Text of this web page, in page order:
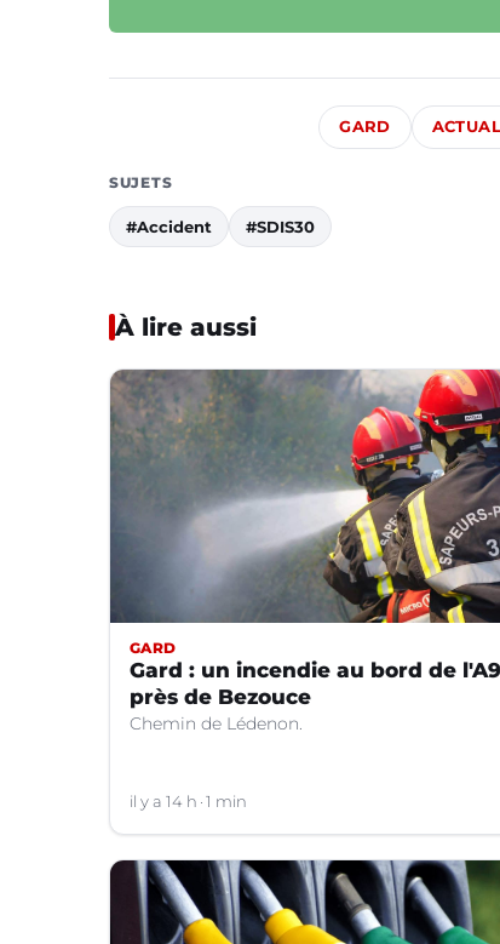
GARD
SUJETS
#Accident #SDIS30
À lire aussi
GARD
Gard : un incendie au bord de l'A9
près de Bezouce
Chemin de Lédenon.
il y a 14 h 1 min